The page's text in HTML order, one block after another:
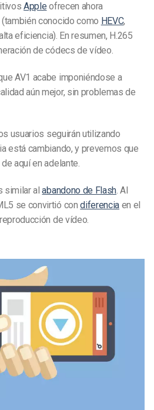
Apple ofrecen ahora
conocido como HEVC,
eficiencia). En resumen, H.265
de códecs de vídeo.
AV1 acabe imponiéndose a
aún mejor, sin problemas de
usuarios seguirán utilizando
está cambiando, y prevemos que
aquí en adelante.
similar alabandono de Flash . Al
se convirtió condiferencia en el
de vídeo.